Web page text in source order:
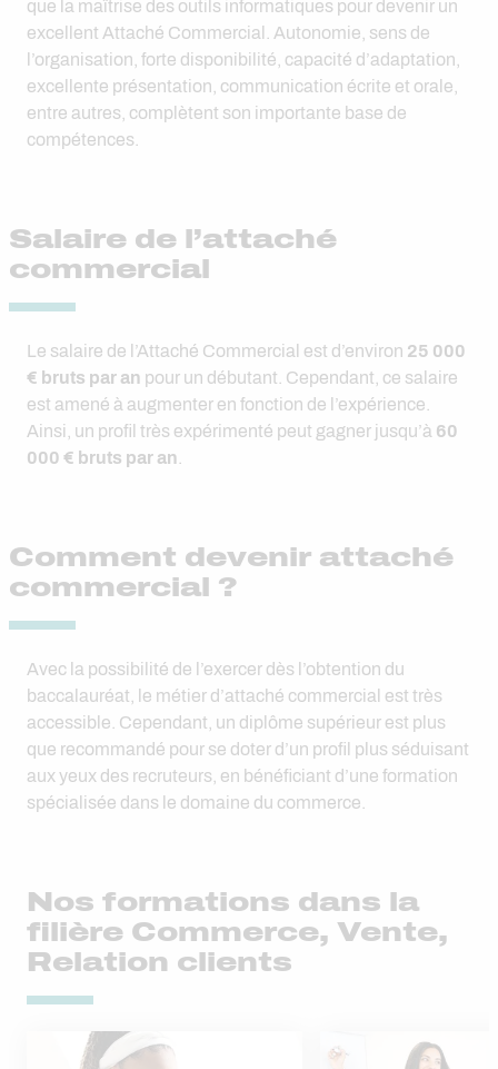
que la maîtrise des outils informatiques pour devenir un
excellent Attaché Commercial. Autonomie, sens de
l’organisation, forte disponibilité, capacité d’adaptation,
excellente présentation, communication écrite et orale,
entre autres, complètent son importante base de
compétences.
Salaire de l’attaché
commercial
Le salaire de l’Attaché Commercial est d’environ 25 000
€ bruts par an pour un débutant. Cependant, ce salaire
est amené à augmenter en fonction de l’expérience.
Ainsi, un profil très expérimenté peut gagner jusqu’à 60
000 € bruts par an
Comment devenir attaché
commercial ?
Avec la possibilité de l’exercer dès l’obtention du
baccalauréat, le métier d’attaché commercial est très
accessible. Cependant, un diplôme supérieur est plus
que recommandé pour se doter d’un profil plus séduisant
aux yeux des recruteurs, en bénéficiant d’une formation
spécialisée dans le domaine du commerce.
Nos formations dans la
filière Commerce, Vente,
Relation clients